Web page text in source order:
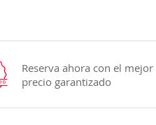
Reserva ahora con el mejor
precio garantizado